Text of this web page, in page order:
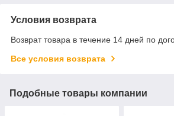
Условия возврата
Возврат товара в течение 14 дней по
Все условия возврата
Подобные товары компании